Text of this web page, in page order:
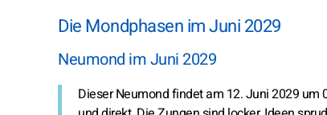
Die Mondphasen im Juni 2029
Neumond im Juni 2029
Dieser Neumond findet am 12. Juni 2029 um